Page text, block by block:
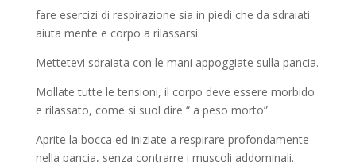
fare esercizi di respirazione sia in piedi che da sdraiati
aiuta mente e corpo a rilassarsi.
Mettetevi sdraiata con le mani appoggiate sulla pancia.
Mollate tutte le tensioni, il corpo deve essere morbido
e rilassato, come si suol dire “ a peso morto”.
Aprite la bocca ed iniziate a respirare profondamente
nella pancia, senza contrarre i muscoli addominali.